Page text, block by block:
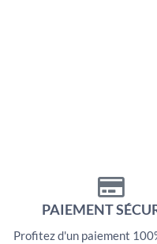
PAIEMENT
Profitez d'un paiement